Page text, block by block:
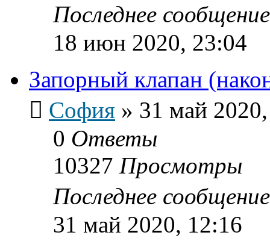
Последнее
18 июн 2020, 23:04
Запорный клапан
София » 31 май
0 Ответы
10327 Просмотры
Последнее
31 май 2020, 12:16